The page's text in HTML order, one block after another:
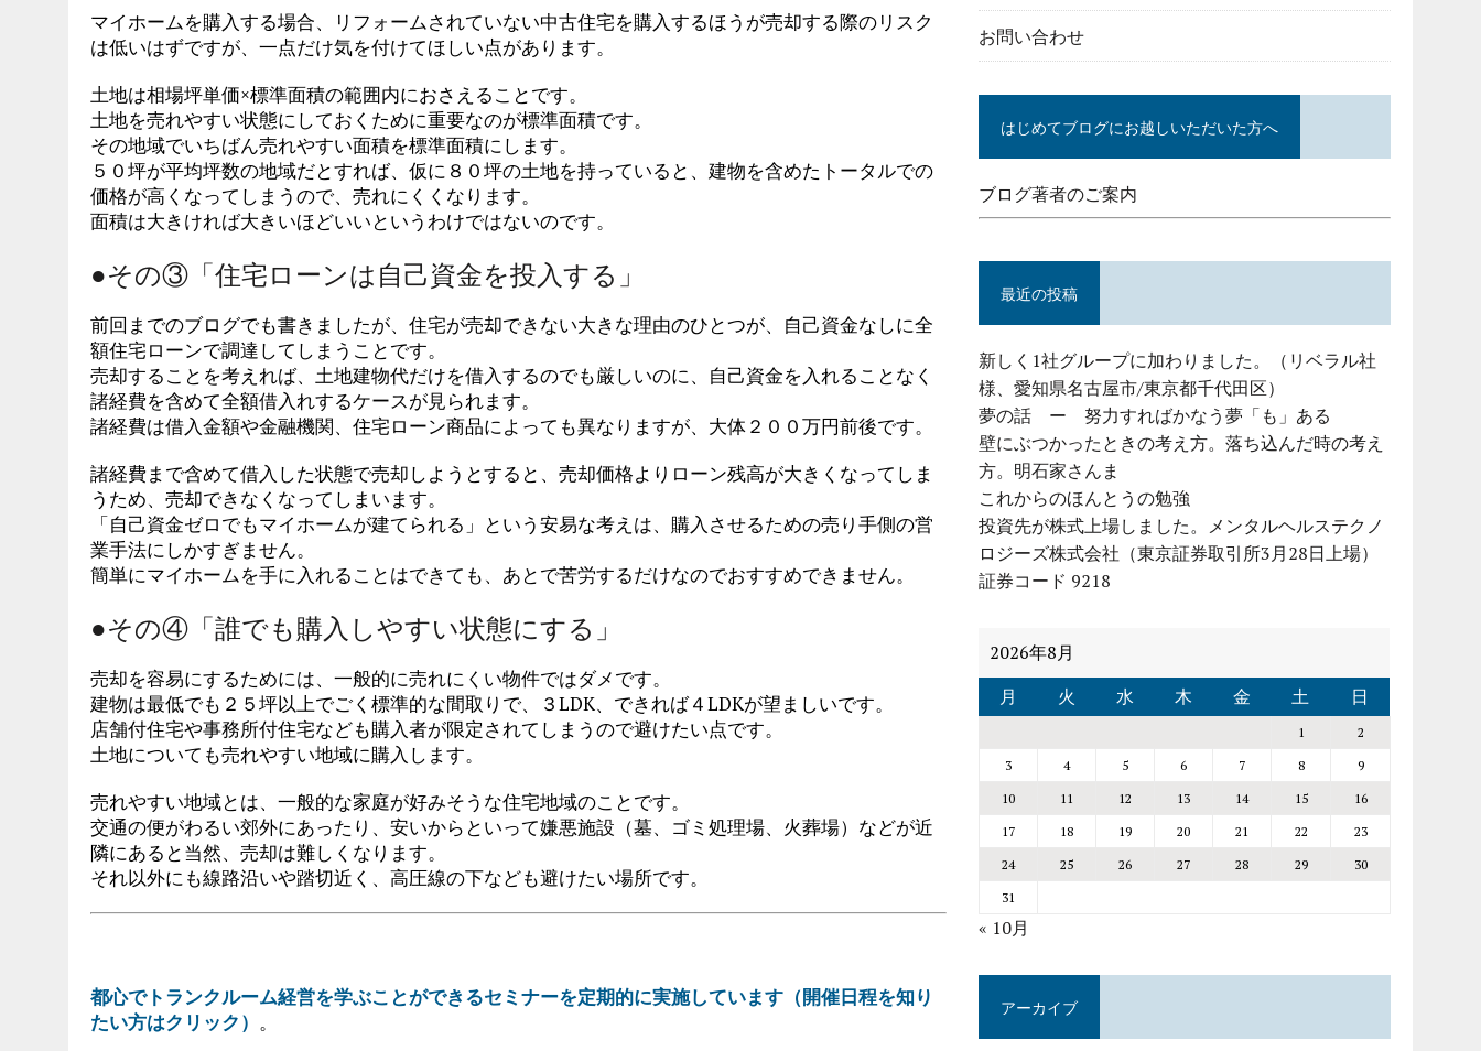
マイホームを購入する場合、リフォームされていない中古住宅を購入するほうが売却する際のリスク
は低いはずですが、一点だけ気を付けてほしい点があります。
土地は相場坪単価×標準面積の範囲内におさえることです。
土地を売れやすい状態にしておくために重要なのが標準面積です。
その地域でいちばん売れやすい面積を標準面積にします。
５０坪が平均坪数の地域だとすれば、仮に８０坪の土地を持っていると、建物を含めたトータルでの
価格が高くなってしまうので、売れにくくなります。
面積は大きければ大きいほどいいというわけではないのです。
●その③「住宅ローンは自己資金を投入する」
前回までのブログでも書きましたが、住宅が売却できない大きな理由のひとつが、自己資金なしに全
額住宅ローンで調達してしまうことです。
売却することを考えれば、土地建物代だけを借入するのでも厳しいのに、自己資金を入れることなく
諸経費を含めて全額借入れするケースが見られます。
諸経費は借入金額や金融機関、住宅ローン商品によっても異なりますが、大体２００万円前後です。
諸経費まで含めて借入した状態で売却しようとすると、売却価格よりローン残高が大きくなってしま
うため、売却できなくなってしまいます。
「自己資金ゼロでもマイホームが建てられる」という安易な考えは、購入させるための売り手側の営
業手法にしかすぎません。
簡単にマイホームを手に入れることはできても、あとで苦労するだけなのでおすすめできません。
●その④「誰でも購入しやすい状態にする」
売却を容易にするためには、一般的に売れにくい物件ではダメです。
建物は最低でも２５坪以上でごく標準的な間取りで、３LDK、できれば４LDKが望ましいです。
店舗付住宅や事務所付住宅なども購入者が限定されてしまうので避けたい点です。
土地についても売れやすい地域に購入します。
売れやすい地域とは、一般的な家庭が好みそうな住宅地域のことです。
交通の便がわるい郊外にあったり、安いからといって嫌悪施設（墓、ゴミ処理場、火葬場）などが近
隣にあると当然、売却は難しくなります。
それ以外にも線路沿いや踏切近く、高圧線の下なども避けたい場所です。
都心でトランクルーム経営を学ぶことができるセミナーを定期的に実施しています（開催日程を知り
たい方はクリック） 。
お問い合わせ
はじめてブログにお越しいただいた方へ
ブログ著者のご案内
最近の投稿
新しく1社グループに加わりました。（リベラル社
様、愛知県名古屋市/東京都千代田区）
夢の話 ー 努力すればかなう夢「も」ある
壁にぶつかったときの考え方。落ち込んだ時の考え
方。明石家さんま
これからのほんとうの勉強
投資先が株式上場しました。メンタルヘルステクノ
ロジーズ株式会社（東京証券取引所3月28日上場）
証券コード 9218
2026年8月
月
火 水 木 金 土 日
1
2
3
4 5 6 7 8
9
10
11 12 13 14 15
16
17
18 19 20 21 22
23
24
25 26 27 28 29
30
31
« 10月
アーカイブ